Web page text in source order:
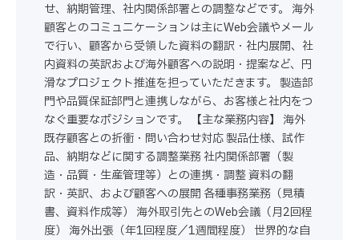
せ、納期管理、社内関係部署との調整などです。 海外
顧客とのコミュニケーションは主にWeb会議やメール
で行い、顧客から受領した資料の翻訳・社内展開、社
内資料の英訳および海外顧客への説明・提案など、円
滑なプロジェクト推進を担っていただきます。 製造部
門や品質保証部門と連携しながら、お客様と社内をつ
なぐ重要なポジションです。 【主な業務内容】 海外
既存顧客との折衝・問い合わせ対応 製品仕様、試作
品、納期などに関する調整業務 社内関係部署（製
造・品質・生産管理等）との連携・調整 資料の翻
訳・英訳、および顧客への展開 各種事務業務（見積
書、資料作成等） 海外取引先とのWeb会議（月2回程
度） 海外出張（年1回程度／1週間程度） 世界的な自